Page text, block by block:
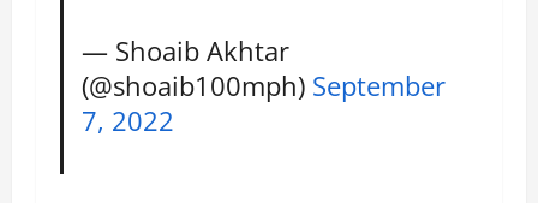
— Shoaib Akhtar
(@shoaib100mph) September
7, 2022